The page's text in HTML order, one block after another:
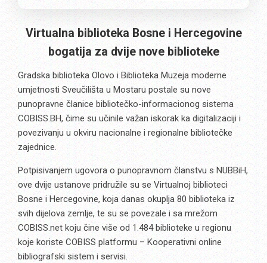
Virtualna biblioteka Bosne i Hercegovine
bogatija za dvije nove biblioteke
Gradska biblioteka Olovo i Biblioteka Muzeja moderne
umjetnosti Sveučilišta u Mostaru postale su nove
punopravne članice bibliotečko-informacionog sistema
COBISS.BH, čime su učinile važan iskorak ka digitalizaciji i
povezivanju u okviru nacionalne i regionalne bibliotečke
zajednice.
Potpisivanjem ugovora o punopravnom članstvu s NUBBiH,
ove dvije ustanove pridružile su se Virtualnoj biblioteci
Bosne i Hercegovine, koja danas okuplja 80 biblioteka iz
svih dijelova zemlje, te su se povezale i sa mrežom
COBISS.net koju čine više od 1.484 biblioteke u regionu
koje koriste COBISS platformu – Kooperativni online
bibliografski sistem i servisi.